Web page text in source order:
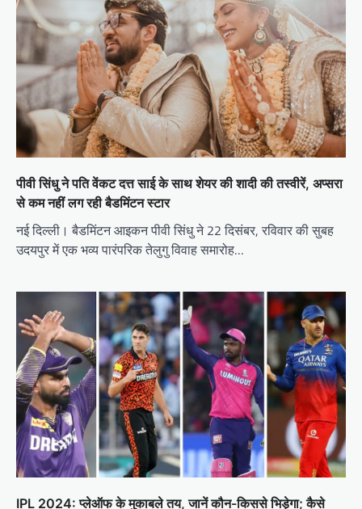
पीवी सिंधु ने पति वेंकट दत्त साई के साथ शेयर की शादी की तस्वीरें, अप्सरा
से कम नहीं लग रही बैडमिंटन स्टार
नई दिल्ली। बैडमिंटन आइकन पीवी सिंधु ने 22 दिसंबर, रविवार की सुबह
उदयपुर में एक भव्य पारंपरिक तेलुगु विवाह समारोह…
IPL 2024: प्लेऑफ के मुकाबले तय, जानें कौन-किससे भिड़ेगा; कैसे